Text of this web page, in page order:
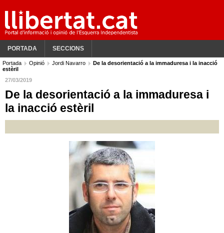
PORTADA SECCIONS
Portada Opinió Jordi Navarro
De la desorientació a la immaduresa i la inacció
estèril
27/03/2019
De la desorientació a la immaduresa i
la inacció estèril